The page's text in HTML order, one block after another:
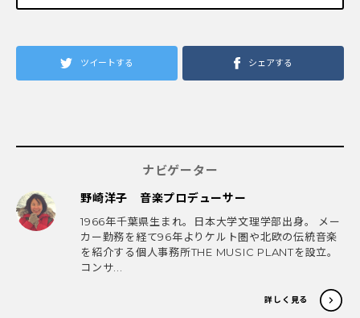
ツイートする シェアする
ナビゲーター
野崎洋子 音楽プロデューサー
1966年千葉県生まれ。日本大学文理学部出身。 メー
カー勤務を経て96年よりケルト圏や北欧の伝統音楽
を紹介する個人事務所THE MUSIC PLANTを設立。
コンサ...
詳しく見る